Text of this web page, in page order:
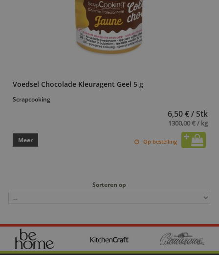
Voedsel Chocolade Kleuragent Geel 5 g
Scrapcooking
6,50 € / Stk
1300,00 € / kg
Meer Op bestelling
Sorteren op